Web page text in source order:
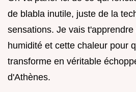
de blabla inutile, juste de la
sensations. Je vais
humidité et cette chaleur pour
transforme en véritable
d'Athènes.